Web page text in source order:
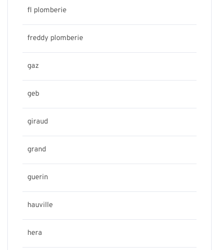
fl plomberie
freddy plomberie
gaz
geb
giraud
grand
guerin
hauville
hera